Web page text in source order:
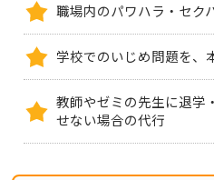
職場内のパワハラ・セク
学校でのいじめ問題を、
教師やゼミの先生に退学
せない場合の代行